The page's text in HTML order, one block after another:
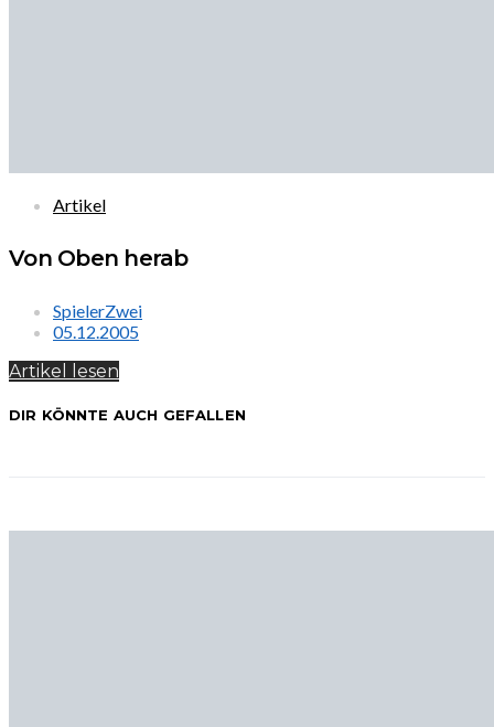
Artikel
Von Oben herab
SpielerZwei
05.12.2005
Artikel lesen
DIR KÖNNTE AUCH GEFALLEN